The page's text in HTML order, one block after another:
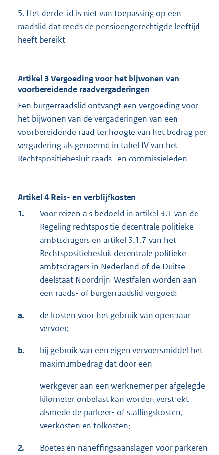
5. Het derde lid is niet van toepassing op een
raadslid dat reeds de pensioengerechtigde leeftijd
heeft bereikt.
Artikel 3 Vergoeding voor het bijwonen van
voorbereidende raadvergaderingen
Een burgerraadslid ontvangt een vergoeding voor
het bijwonen van de vergaderingen van een
voorbereidende raad ter hoogte van het bedrag per
vergadering als genoemd in tabel IV van het
Rechtspositiebesluit raads- en commissieleden.
Artikel 4 Reis- en verblijfkosten
1.
Voor reizen als bedoeld in artikel 3.1 van de
Regeling rechtspositie decentrale politieke
ambtsdragers en artikel 3.1.7 van het
Rechtspositiebesluit decentrale politieke
ambtsdragers in Nederland of de Duitse
deelstaat Noordrijn-Westfalen worden aan
een raads- of burgerraadslid vergoed:
a.
de kosten voor het gebruik van openbaar
vervoer;
b.
bij gebruik van een eigen vervoersmiddel het
maximumbedrag dat door een
werkgever aan een werknemer per afgelegde
kilometer onbelast kan worden verstrekt
alsmede de parkeer- of stallingskosten,
veerkosten en tolkosten;
2.
Boetes en naheffingsaanslagen voor parkeren